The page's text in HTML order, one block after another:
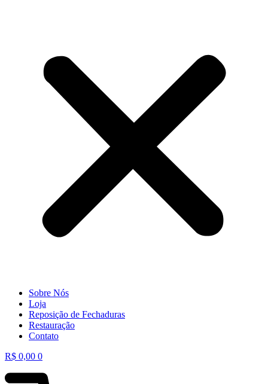
Sobre Nós
Loja
Reposição de Fechaduras
Restauração
Contato
R$ 0,00 0